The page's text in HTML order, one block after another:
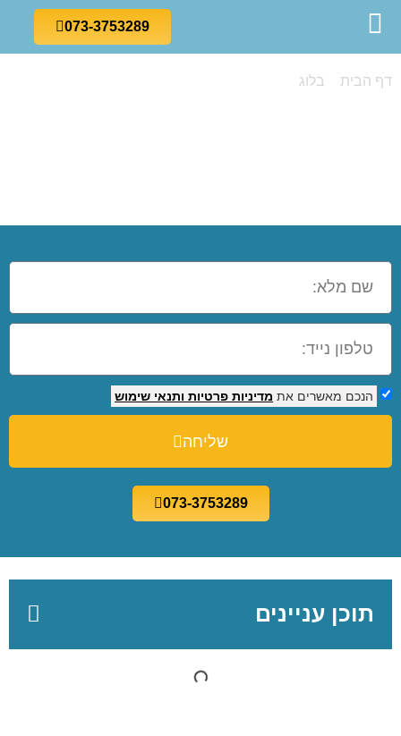
073-3753289
דף הבית בלוג
הנכם מאשרים את מדיניות פרטיות ותנאי שימוש
שליחה
073-3753289
תוכן עניינים